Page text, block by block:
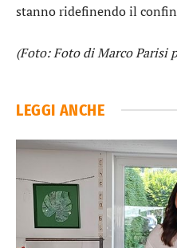
stanno ridefinendo il
(Foto: Foto di Marco Parisi
LEGGI ANCHE